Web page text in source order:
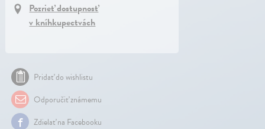
Pozrieť dostupnosť
v kníhkupectvách
Pridať do wishlistu
Odporučiť známemu
Zdielať na Facebooku